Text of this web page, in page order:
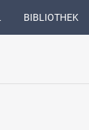
(CURRENT)
BIBLIOTHEK